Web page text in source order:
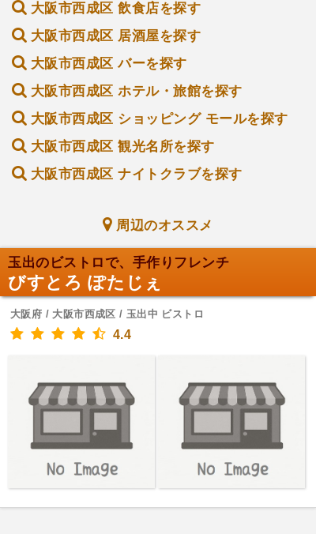
大阪市西成区 飲食店を探す
大阪市西成区 居酒屋を探す
大阪市西成区 バーを探す
大阪市西成区 ホテル・旅館を探す
大阪市西成区 ショッピング モールを探す
大阪市西成区 観光名所を探す
大阪市西成区 ナイトクラブを探す
周辺のオススメ
玉出のビストロで、手作りフレンチ
びすとろ ぽたじぇ
大阪府 / 大阪市西成区 / 玉出中 ビストロ
4.4